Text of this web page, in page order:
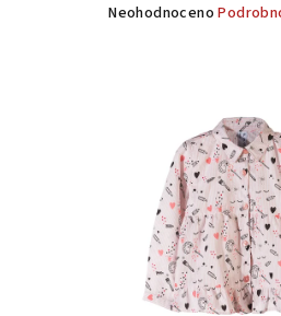
Průměrné
hvězdiček.
Neohodnoceno